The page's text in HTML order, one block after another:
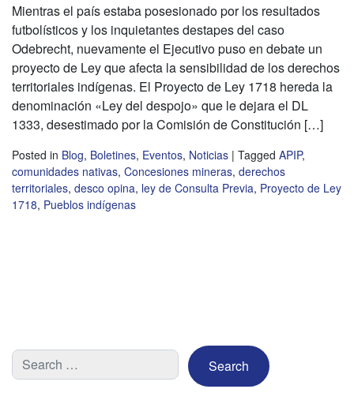
Mientras el país estaba posesionado por los resultados
futbolísticos y los inquietantes destapes del caso
Odebrecht, nuevamente el Ejecutivo puso en debate un
proyecto de Ley que afecta la sensibilidad de los derechos
territoriales indígenas. El Proyecto de Ley 1718 hereda la
denominación «Ley del despojo» que le dejara el DL
1333, desestimado por la Comisión de Constitución […]
Posted in Blog, Boletines, Eventos, Noticias | Tagged APIP,
comunidades nativas, Concesiones mineras, derechos
territoriales, desco opina, ley de Consulta Previa, Proyecto de Ley
1718, Pueblos indígenas